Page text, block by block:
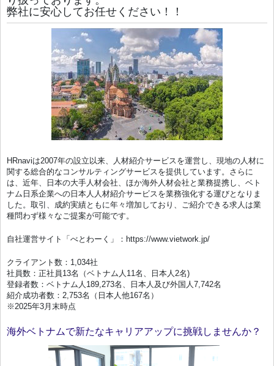
弊社に安心してお任せください！！
HRnaviは2007年の設立以来、人材紹介サービスを運営し、現地の人材に
関する総合的なコンサルティングサービスを提供しています。さらに
は、近年、日本の大手人材会社、ほか海外人材会社と業務提携し、ベト
ナム日系企業への日本人人材紹介サービスを業務強化する運びとなりま
した。取引、成約実績ともに年々増加しており、ご紹介できる求人は業
種問わず様々なご提案が可能です。
自社運営サイト「べとわーく」：https://www.vietwork.jp/
クライアント数：1,034社
社員数：正社員13名（ベトナム人11名、日本人2名)
登録者数：ベトナム人189,273名、日本人及び外国人7,742名
紹介成功者数：2,753名（日本人他167名）
※2025年3月末時点
海外ベトナムで新たなキャリアアップに挑戦しませんか？